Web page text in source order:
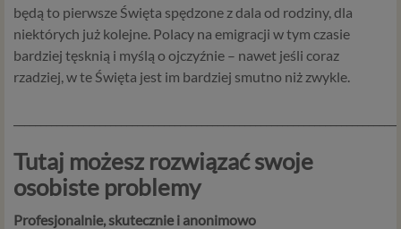
będą to pierwsze Święta spędzone z dala od rodziny, dla
niektórych już kolejne. Polacy na emigracji w tym czasie
bardziej tęsknią i myślą o ojczyźnie – nawet jeśli coraz
rzadziej, w te Święta jest im bardziej smutno niż zwykle.
Tutaj możesz rozwiązać swoje
osobiste problemy
Profesjonalnie, skutecznie i anonimowo